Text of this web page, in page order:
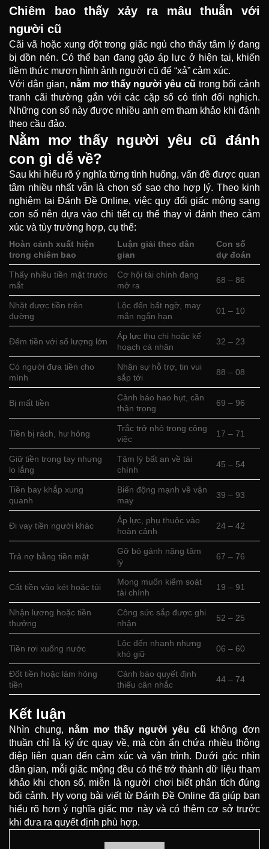
Chiêm bao thấy xảy ra mâu thuẫn với
người cũ
Cãi vã hoặc xung đột trong giấc ngủ cho thấy tâm lý đang
bị dồn nén. Có thể bạn đang gặp áp lực ở hiện tại, khiến
tiềm thức mượn hình ảnh người cũ để “xả” cảm xúc.
Với dân gian, nằm mơ thấy người yêu cũ trong bối cảnh
tranh cãi thường gắn với các cặp số có tính đối nghịch.
Những con số này được nhiều anh em tham khảo khi đánh
theo cầu đảo.
Nằm mơ thấy người yêu cũ đánh
con gì dễ về?
Sau khi hiểu rõ ý nghĩa từng tình huống, vấn đề được quan
tâm nhiều nhất vẫn là chọn số sao cho hợp lý. Theo kinh
nghiệm tại Đánh Đề Online, việc quy đổi giấc mộng sang
con số nên dựa vào chi tiết cụ thể thay vì đánh theo cảm
xúc và tùy trường hợp, cụ thể:
Hoàn cảnh xuất hiện
trong chiêm bao
Luận giải theo dân
gian
Con số
dự đoán
Thấy nhiều tiền mặt trước
mắt
Cơ hội tài chính đang
mở ra
68 – 86
Nhặt được tiền trên
đường
Lộc đến bất ngờ, may
mắn ngắn hạn
01 – 10
Đếm tiền với số lượng lớn
Áp lực thu chi hoặc kế
hoạch cá nhân
32 – 23
Có người đưa tiền cho
mình
Nhận sự hỗ trợ, tin vui
sắp tới
88 – 08
Bị mất tiền
Cảnh báo hao hụt, cần
thận trọng
69 – 96
Tiền bị rách, hư hỏng
Trắc trở nhỏ trong công
việc
17 – 71
Giữ tiền trong tay nhưng
lo lắng
Tâm lý bất an về tài
chính
45 – 54
Tiền bay khắp xung
quanh
Biến động mạnh về vận
may
39 – 93
Đi vay tiền người khác
Áp lực, phụ thuộc vào
hoàn cảnh
24 – 42
Trả nợ bằng tiền mặt
Gỡ bỏ gánh nặng tâm
lý
67 – 76
Cất tiền vào két hoặc túi
Mong muốn kiểm soát
tài chính
19 – 91
Nhận lương hoặc tiền
thưởng
Công sức sắp được ghi
nhận
52 – 25
Tiền rơi xuống nước
Lộc đến nhanh nhưng
khó giữ
06 – 60
Đốt tiền hoặc làm hỏng
tiền
Cảnh báo quyết định
thiếu cân nhắc
44 – 74
Kết luận
Nhìn chung, nằm mơ thấy người yêu cũ không đơn
thuần chỉ là ký ức quay về, mà còn ẩn chứa nhiều thông
điệp liên quan đến cảm xúc và vận trình. Dưới góc nhìn
dân gian, mỗi giấc mộng đều có thể trở thành dữ liệu tham
khảo khi chọn số, miễn là người chơi biết phân tích đúng
bối cảnh. Hy vọng bài viết từ Đánh Đề Online đã giúp bạn
hiểu rõ hơn ý nghĩa giấc mơ này và có thêm cơ sở trước
khi đưa ra quyết định phù hợp.